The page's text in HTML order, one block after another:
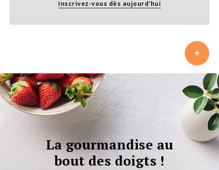
Inscrivez-vous dès aujourd'hui
La gourmandise au
bout des doigts !